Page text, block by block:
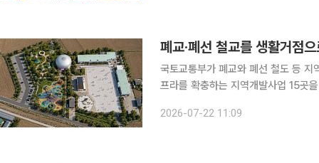
폐교·폐선 철교를 생활거점
국토교통부가 폐교와 폐선 철도 등 지
프라를 확충하는 지역개발사업 15곳을 선정했다고 22일
향식 공모사업이다. 주민 생활과 밀접
2026-07-22 11:09